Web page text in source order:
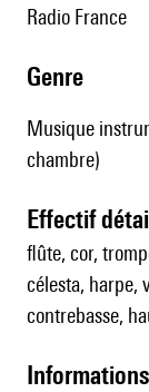
Radio France
genre
Musique
chambre)
effectif
flûte, cor,
célesta, harpe,
contrebasse,